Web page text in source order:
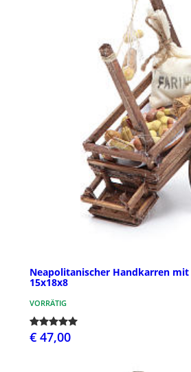
Neapolitanischer Handkarren
15x18x8
VORRÄTIG
€ 47,00